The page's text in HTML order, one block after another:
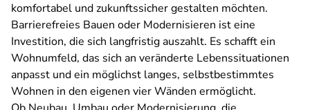
komfortabel und zukunftssicher gestalten möchten.
Barrierefreies Bauen oder Modernisieren ist eine
Investition, die sich langfristig auszahlt. Es schafft ein
Wohnumfeld, das sich an veränderte Lebenssituationen
anpasst und ein möglichst langes, selbstbestimmtes
Wohnen in den eigenen vier Wänden ermöglicht.